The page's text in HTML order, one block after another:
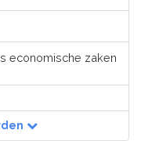
economische zaken